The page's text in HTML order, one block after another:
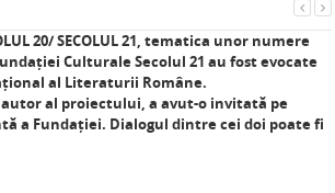
20/ SECOLUL 21, tematica unor numere
Culturale Secolul 21 au fost evocate
al Literaturii Române.
al proiectului, a avut-o invitată pe
a Fundației. Dialogul dintre cei doi poate fi